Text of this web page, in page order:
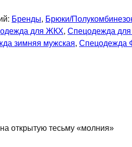
Бренды, Брюки/
для ЖКХ, Спецодежда для
зимняя мужская, Спецодежда
открытую тесьму «молния»